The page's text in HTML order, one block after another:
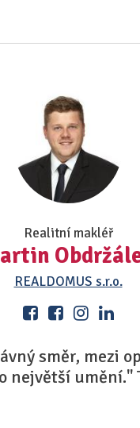
Realitní makléř
REALDOMUS s.r.o.
směr, mezi
největší umění."